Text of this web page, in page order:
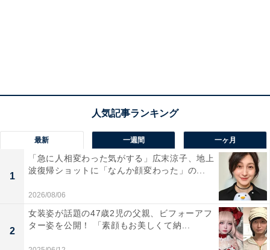
最新 一週間 一ヶ月
1
「急に人相変わった気がする」広末涼子、地上
波復帰ショットに「なんか顔変わった」の...
2026/08/06
2
女装姿が話題の47歳2児の父親、ビフォーアフ
ター姿を公開！ 「素顔もお美しくて納...